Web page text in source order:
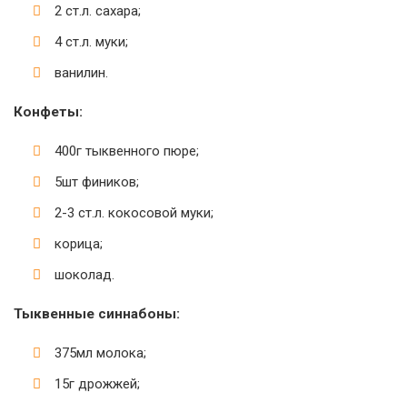
2 ст.л. сахара;
4 ст.л. муки;
ванилин.
Конфеты:
400г тыквенного пюре;
5шт фиников;
2-3 ст.л. кокосовой муки;
корица;
шоколад.
Тыквенные синнабоны:
375мл молока;
15г дрожжей;